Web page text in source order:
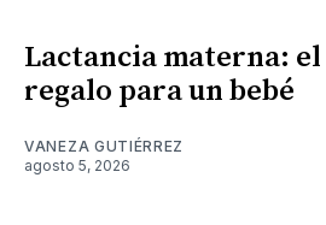
Lactancia materna:
regalo para un bebé
VANEZA GUTIÉRREZ
agosto 5, 2026